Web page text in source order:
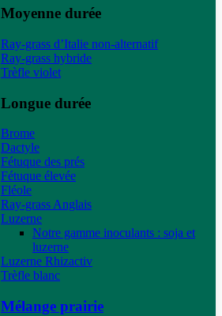
Moyenne durée
Ray-grass d’Italie non-alternatif
Ray-grass hybride
Trèfle violet
Longue durée
Brome
Dactyle
Fétuque des prés
Fétuque élevée
Fléole
Ray-grass Anglais
Luzerne
Notre gamme inoculants : soja et
luzerne
Luzerne Rhizactiv
Trèfle blanc
Mélange prairie